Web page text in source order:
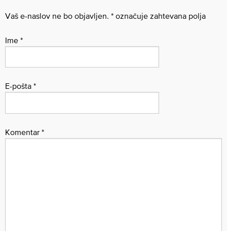
Vaš e-naslov ne bo objavljen. * označuje zahtevana polja
Ime *
E-pošta *
Komentar *